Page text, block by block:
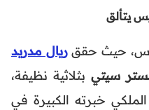
يتألق
ريال مدريد
سيتيبثلاثية نظيفة،
خبرته الكبيرة في